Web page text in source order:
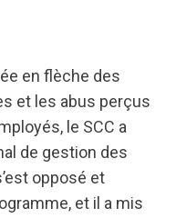
en flèche des
et les abus perçus
le SCC a
de gestion des
opposé et
et il a mis